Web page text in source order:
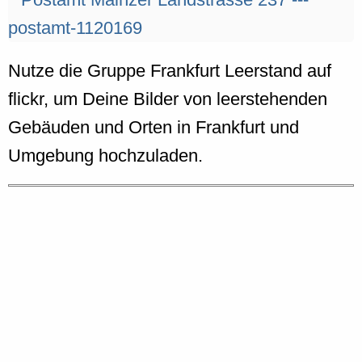
Nutze die Gruppe Frankfurt Leerstand auf
flickr, um Deine Bilder von leerstehenden
Gebäuden und Orten in Frankfurt und
Umgebung hochzuladen.